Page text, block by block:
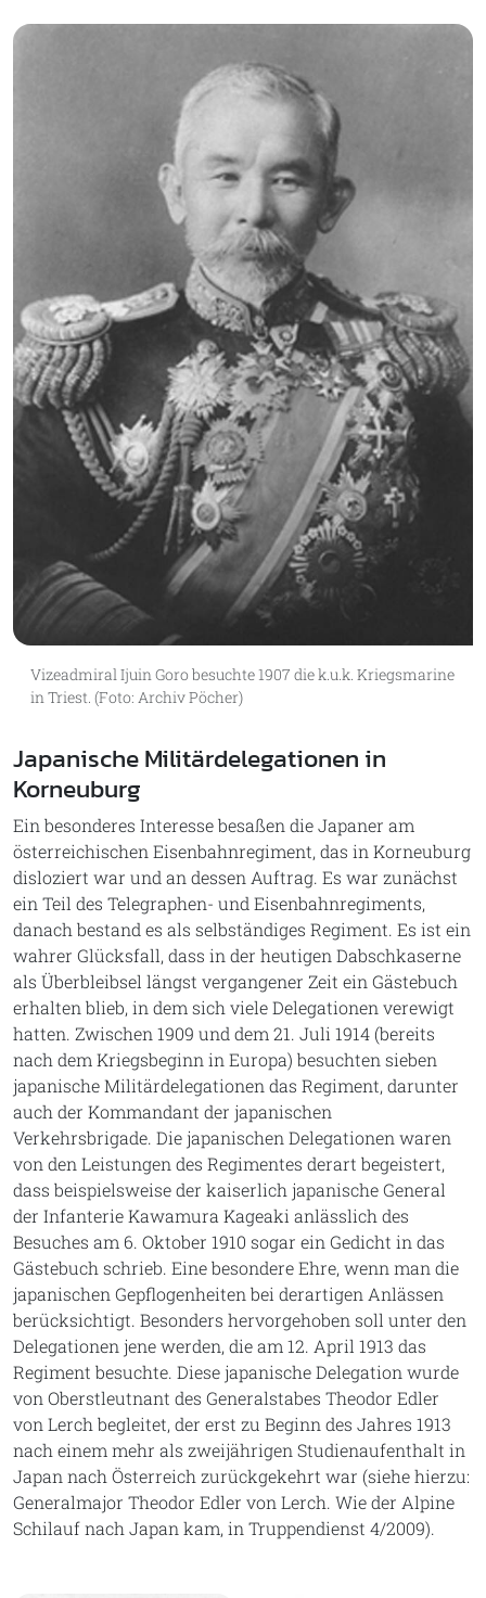
Vizeadmiral Ijuin Goro besuchte 1907 die k.u.k. Kriegsmarine
in Triest. (Foto: Archiv Pöcher)
Japanische Militärdelegationen in
Korneuburg
Ein besonderes Interesse besaßen die Japaner am
österreichischen Eisenbahnregiment, das in Korneuburg
disloziert war und an dessen Auftrag. Es war zunächst
ein Teil des Telegraphen- und Eisenbahnregiments,
danach bestand es als selbständiges Regiment. Es ist ein
wahrer Glücksfall, dass in der heutigen Dabschkaserne
als Überbleibsel längst vergangener Zeit ein Gästebuch
erhalten blieb, in dem sich viele Delegationen verewigt
hatten. Zwischen 1909 und dem 21. Juli 1914 (bereits
nach dem Kriegsbeginn in Europa) besuchten sieben
japanische Militärdelegationen das Regiment, darunter
auch der Kommandant der japanischen
Verkehrsbrigade. Die japanischen Delegationen waren
von den Leistungen des Regimentes derart begeistert,
dass beispielsweise der kaiserlich japanische General
der Infanterie Kawamura Kageaki anlässlich des
Besuches am 6. Oktober 1910 sogar ein Gedicht in das
Gästebuch schrieb. Eine besondere Ehre, wenn man die
japanischen Gepflogenheiten bei derartigen Anlässen
berücksichtigt. Besonders hervorgehoben soll unter den
Delegationen jene werden, die am 12. April 1913 das
Regiment besuchte. Diese japanische Delegation wurde
von Oberstleutnant des Generalstabes Theodor Edler
von Lerch begleitet, der erst zu Beginn des Jahres 1913
nach einem mehr als zweijährigen Studienaufenthalt in
Japan nach Österreich zurückgekehrt war (siehe hierzu:
Generalmajor Theodor Edler von Lerch. Wie der Alpine
Schilauf nach Japan kam, in Truppendienst 4/2009).